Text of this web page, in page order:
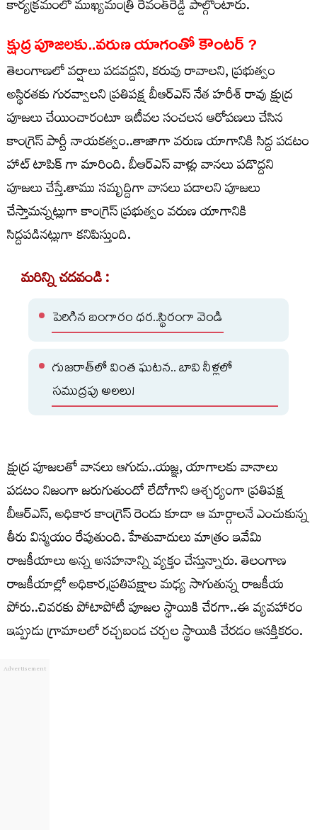
కార్యక్రమంలో ముఖ్యమంత్రి రేవంత్‌రెడ్డి పాల్గొంటారు.
క్షుద్ర పూజలకు..వరుణ యాగంతో కౌంటర్ ?
తెలంగాణలో వర్షాలు పడవద్దని, కరువు రావాలని, ప్రభుత్వం
అస్థిరతకు గురవ్వాలని ప్రతిపక్ష బీఆర్ఎస్ నేత హరీశ్ రావు క్షుద్ర
పూజలు చేయించారంటూ ఇటీవల సంచలన ఆరోపణలు చేసిన
కాంగ్రెస్ పార్టీ నాయకత్వం..తాజాగా వరుణ యాగానికి సిద్ద పడటం
హాట్ టాపిక్ గా మారింది. బీఆర్ఎస్ వాళ్లు వానలు పడొద్దని
పూజలు చేస్తే.తాము సమృద్దిగా వానలు పడాలని పూజలు
చేస్తామన్నట్లుగా కాంగ్రెస్ ప్రభుత్వం వరుణ యాగానికి
సిద్దపడినట్లుగా కనిపిస్తుంది.
మరిన్ని చదవండి :
పెరిగిన బంగారం ధర..స్థిరంగా వెండి
గుజరాత్‌లో వింత ఘటన.. బావి నీళ్లలో
సముద్రపు అలలు!
క్షుద్ర పూజలతో వానలు ఆగుడు..యజ్ఞ, యాగాలకు వానాలు
పడటం నిజంగా జరుగుతుందో లేదోగాని ఆశ్చర్యంగా ప్రతిపక్ష
బీఆర్ఎస్, అధికార కాంగ్రెస్ రెండు కూడా ఆ మార్గాలనే ఎంచుకున్న
తీరు విస్మయం రేపుతుంది. హేతువాదులు మాత్రం ఇవేమి
రాజకీయాలు అన్న అసహనాన్ని వ్యక్తం చేస్తున్నారు. తెలంగాణ
రాజకీయాల్లో అధికార,ప్రతిపక్షాల మధ్య సాగుతున్న రాజకీయ
పోరు..చివరకు పోటాపోటీ పూజల స్థాయికి చేరగా..ఈ వ్యవహారం
ఇప్పుడు గ్రామాలలో రచ్చబండ చర్చల స్థాయికి చేరడం ఆసక్తికరం.